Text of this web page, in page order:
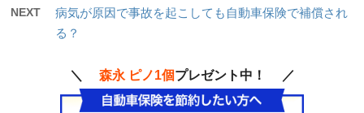
NEXT
病気が原因で事故を起こしても自動車保険で補償され
る？
＼ 森永 ピノ1個プレゼント中！ ／